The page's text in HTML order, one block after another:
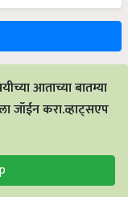
आताच्या बातम्या
जॉईन करा.व्हाट्सएप